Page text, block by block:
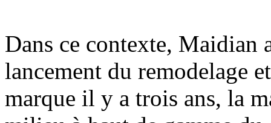
Dans ce contexte, Maidian
lancement du remodelage
marque il y a trois ans, la